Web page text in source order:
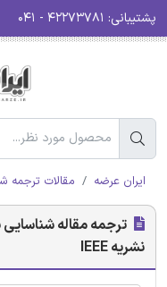
پشتیبانی:
ایران عرضه مقالات ترجمه
ترجمه مقاله
نشریه IEEE